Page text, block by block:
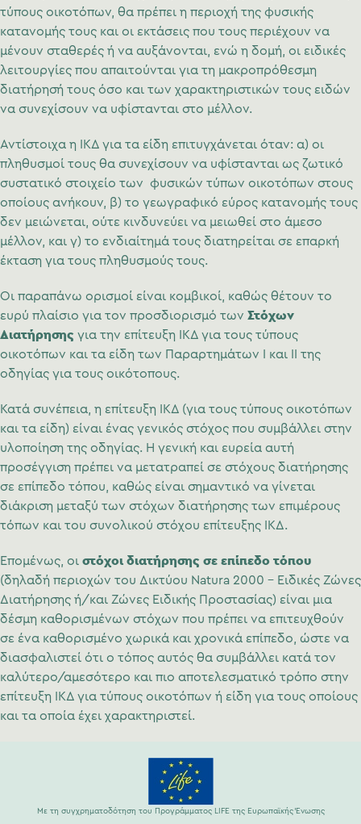
τύπους οικοτόπων, θα πρέπει η περιοχή της φυσικής
κατανομής τους και οι εκτάσεις που τους περιέχουν να
μένουν σταθερές ή να αυξάνονται, ενώ η δομή, οι ειδικές
λειτουργίες που απαιτούνται για τη μακροπρόθεσμη
διατήρησή τους όσο και των χαρακτηριστικών τους ειδών
να συνεχίσουν να υφίστανται στο μέλλον.
Αντίστοιχα η ΙΚΔ για τα είδη επιτυγχάνεται όταν: α) οι
πληθυσμοί τους θα συνεχίσουν να υφίστανται ως ζωτικό
συστατικό στοιχείο των φυσικών τύπων οικοτόπων στους
οποίους ανήκουν, β) το γεωγραφικό εύρος κατανομής τους
δεν μειώνεται, ούτε κινδυνεύει να μειωθεί στο άμεσο
μέλλον, και γ) το ενδιαίτημά τους διατηρείται σε επαρκή
έκταση για τους πληθυσμούς τους.
Οι παραπάνω ορισμοί είναι κομβικοί, καθώς θέτουν το
ευρύ πλαίσιο για τον προσδιορισμό των Στόχων
Διατήρησης για την επίτευξη ΙΚΔ για τους τύπους
οικοτόπων και τα είδη των Παραρτημάτων Ι και ΙΙ της
οδηγίας για τους οικότοπους.
Κατά συνέπεια, η επίτευξη ΙΚΔ (για τους τύπους οικοτόπων
και τα είδη) είναι ένας γενικός στόχος που συμβάλλει στην
υλοποίηση της οδηγίας. Η γενική και ευρεία αυτή
προσέγγιση πρέπει να μετατραπεί σε στόχους διατήρησης
σε επίπεδο τόπου, καθώς είναι σημαντικό να γίνεται
διάκριση μεταξύ των στόχων διατήρησης των επιμέρους
τόπων και του συνολικού στόχου επίτευξης ΙΚΔ.
Επομένως, οι στόχοι διατήρησης σε επίπεδο τόπου
(δηλαδή περιοχών του Δικτύου Natura 2000 – Ειδικές Ζώνες
Διατήρησης ή/και Ζώνες Ειδικής Προστασίας) είναι μια
δέσμη καθορισμένων στόχων που πρέπει να επιτευχθούν
σε ένα καθορισμένο χωρικά και χρονικά επίπεδο, ώστε να
διασφαλιστεί ότι ο τόπος αυτός θα συμβάλλει κατά τον
καλύτερο/αμεσότερο και πιο αποτελεσματικό τρόπο στην
επίτευξη ΙΚΔ για τύπους οικοτόπων ή είδη για τους οποίους
και τα οποία έχει χαρακτηριστεί.
Με τη συγχρηματοδότηση του Προγράμματος LIFE της Ευρωπαϊκής Ένωσης